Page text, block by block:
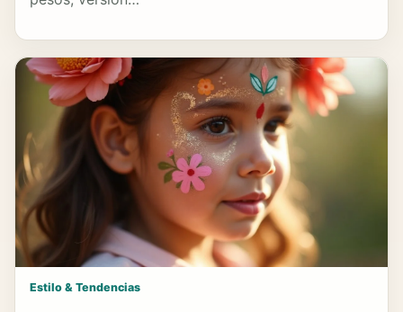
Estilo & Tendencias